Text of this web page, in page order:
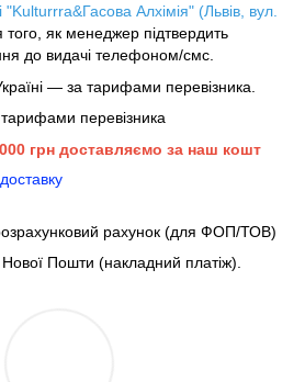
"Kulturrra&Гасова Алхімія" (Львів, вул.
того, як менеджер підтвердить
до видачі телефоном/смс.
— за тарифами перевізника.
перевізника
грн доставляємо за наш кошт
рахунок (для ФОП/ТОВ)
Нової Пошти (накладний платіж).